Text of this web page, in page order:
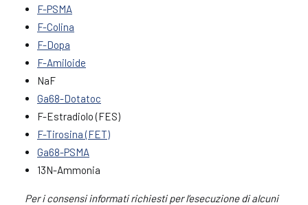
F-PSMA
F-Colina
F-Dopa
F-Amiloide
NaF
Ga68-Dotatoc
F-Estradiolo (FES)
F-Tirosina (FET)
Ga68-PSMA
13N-Ammonia
Per i consensi informati richiesti per l’esecuzione di alcuni